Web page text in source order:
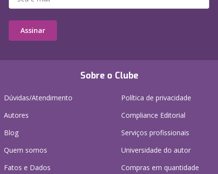
Sobre o Clube
Dúvidas/Atendimento
Autores
Blog
Quem somos
Fatos e Dados
Política de privacidade
Compliance Editorial
Serviços profissionais
Universidade do autor
Compras em quantidade
Assinar